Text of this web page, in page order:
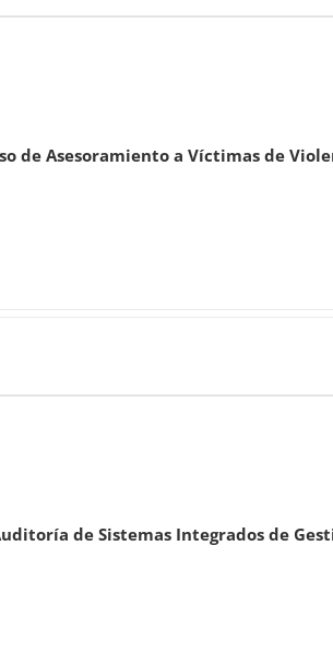
de Asesoramiento a Víctimas de
de Sistemas Integrados de